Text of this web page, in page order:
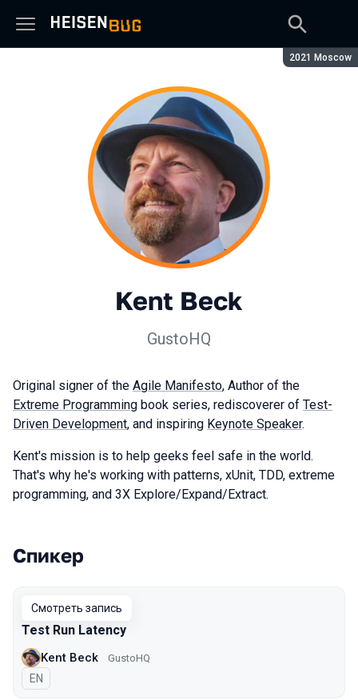
Сезон:
2021 Moscow
Kent Beck
GustoHQ
Original signer of the Agile Manifesto, Author of the
Extreme Programming book series, rediscoverer of Test-
Driven Development, and inspiring Keynote Speaker.
Kent's mission is to help geeks feel safe in the world.
That's why he's working with patterns, xUnit, TDD, extreme
programming, and 3X Explore/Expand/Extract.
Выступления в сезоне 2021 Moscow
Спикер
Смотреть запись
Test Run Latency
Kent Beck GustoHQ
На английском языке
EN